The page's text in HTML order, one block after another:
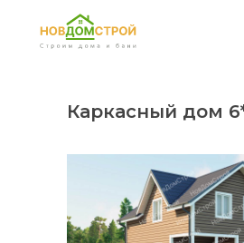
Каркасный дом 6